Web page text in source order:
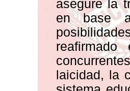
asegure la
en base
laicidad, la